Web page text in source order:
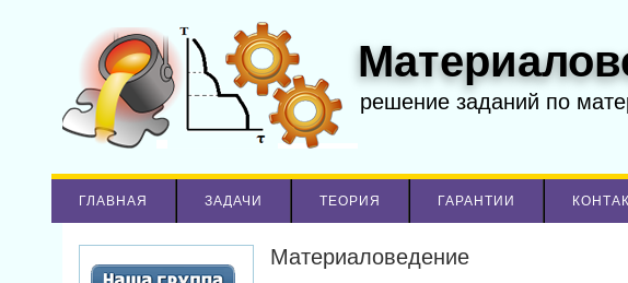
решение заданий по
ГЛАВНАЯ ЗАДАЧИ ТЕОРИЯ ГАРАНТИИ
Материаловедение